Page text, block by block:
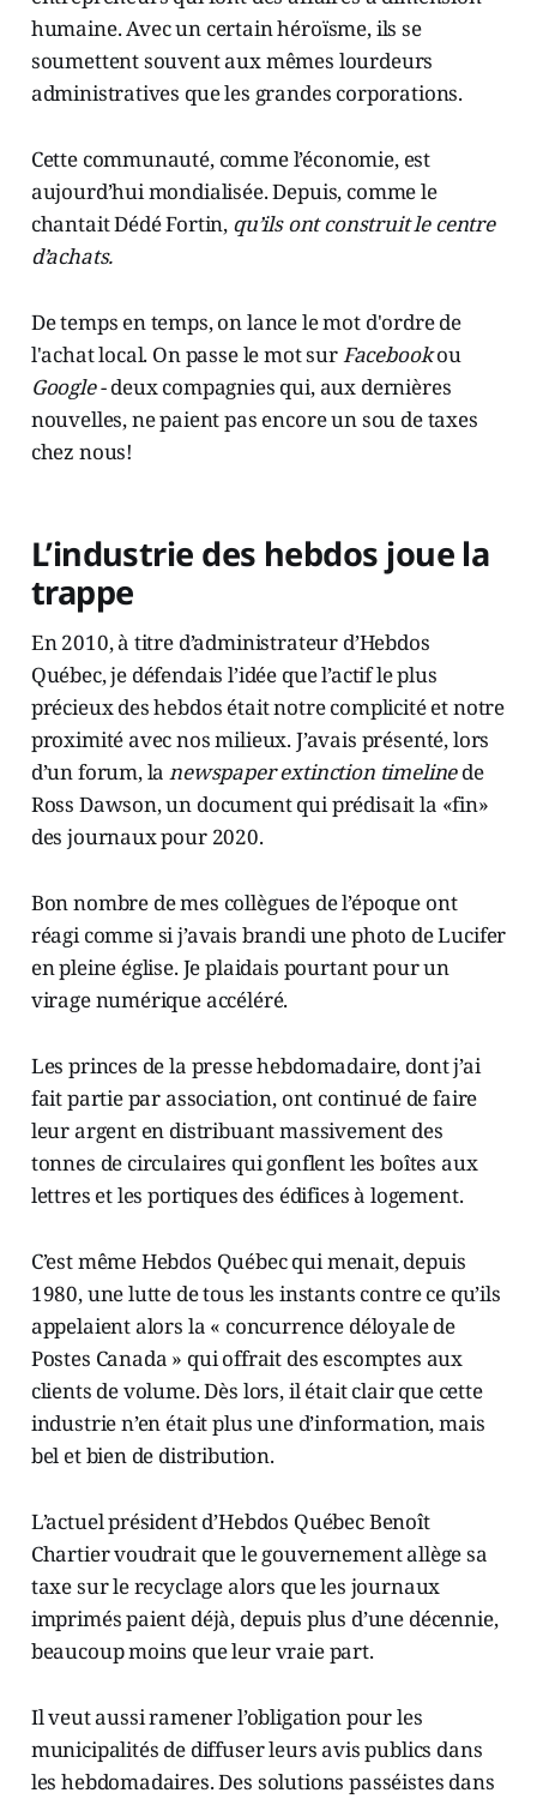
humaine. Avec un certain héroïsme, ils se
soumettent souvent aux mêmes lourdeurs
administratives que les grandes corporations.
Cette communauté, comme l’économie, est
aujourd’hui mondialisée. Depuis, comme le
chantait Dédé Fortin, qu’ils ont construit le centre
d’achats.
De temps en temps, on lance le mot d'ordre de
l'achat local. On passe le mot surFacebookou
Google- deux compagnies qui, aux dernières
nouvelles, ne paient pas encore un sou de taxes
chez nous!
L’industrie des hebdos joue la
trappe
En 2010, à titre d’administrateur d’Hebdos
Québec, je défendais l’idée que l’actif le plus
précieux des hebdos était notre complicité et notre
proximité avec nos milieux. J’avais présenté, lors
d’un forum, lanewspaper extinction timelinede
Ross Dawson, un document qui prédisait la «fin»
des journaux pour 2020.
Bon nombre de mes collègues de l’époque ont
réagi comme si j’avais brandi une photo de Lucifer
en pleine église. Je plaidais pourtant pour un
virage numérique accéléré.
Les princes de la presse hebdomadaire, dont j’ai
fait partie par association, ont continué de faire
leur argent en distribuant massivement des
tonnes de circulaires qui gonflent les boîtes aux
lettres et les portiques des édifices à logement.
C’est même Hebdos Québec qui menait, depuis
1980, une lutte de tous les instants contre ce qu’ils
appelaient alors la « concurrence déloyale de
Postes Canada » qui offrait des escomptes aux
clients de volume. Dès lors, il était clair que cette
industrie n’en était plus une d’information, mais
bel et bien de distribution.
L’actuel président d’Hebdos Québec Benoît
Chartier voudrait que le gouvernement allège sa
taxe sur le recyclage alors que les journaux
imprimés paient déjà, depuis plus d’une décennie,
beaucoup moins que leur vraie part.
Il veut aussi ramener l’obligation pour les
municipalités de diffuser leurs avis publics dans
les hebdomadaires. Des solutions passéistes dans